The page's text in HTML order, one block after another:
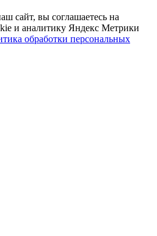
сайт, вы соглашаетесь на
и аналитику Яндекс Метрики
обработки персональных